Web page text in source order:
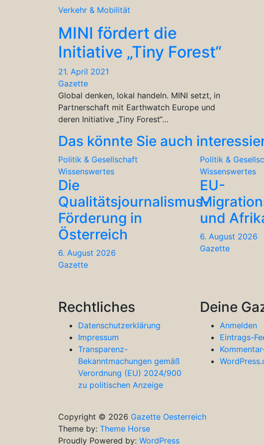
Verkehr & Mobilität
MINI fördert die
Initiative „Tiny Forest“
21. April 2021
Gazette
Global denken, lokal handeln. MINI setzt, in
Partnerschaft mit Earthwatch Europe und
deren Initiative „Tiny Forest“…
Das könnte Sie auch
Politik & Gesellschaft
Wissenswertes
Die
Qualitätsjournalismus-
Förderung in
Österreich
6. August 2026
Gazette
Politik &
Wissenswertes
EU-
und
6. August 2026
Gazette
Rechtliches
Datenschutzerklärung
Impressum
Transparenz-
Bekanntmachungen gemäß
Verordnung (EU) 2024/900
zu politischen Anzeige
Deine
Anmelden
Eintrags-
Copyright © 2026 Gazette Oesterreich
Theme by: Theme Horse
Proudly Powered by: WordPress